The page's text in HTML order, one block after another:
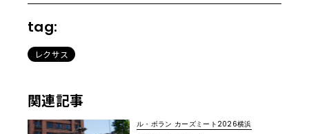
tag:
レクサス
関連記事
ル・ボラン カーズミート2026横浜